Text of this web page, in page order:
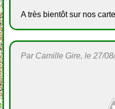
A très bientôt sur nos
Par Camille Gire, le 27/